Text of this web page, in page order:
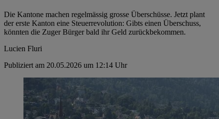
Die Kantone machen regelmässig grosse Überschüsse. Jetzt plant
der erste Kanton eine Steuerrevolution: Gibts einen Überschuss,
könnten die Zuger Bürger bald ihr Geld zurückbekommen.
Lucien Fluri
Publiziert am 20.05.2026 um 12:14 Uhr